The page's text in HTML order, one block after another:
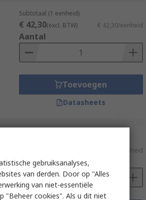
Subtotaal (1 eenheid)
€ 42,30(excl. BTW) € 42,30/eenheid
Aantal
Toevoegen
Datasheets
€ 1,48/eenheid
Aantal
gebruiksanalyses,
van derden. Door op "Alles
van niet-essentiële
"Beheer cookies". Als u dit niet